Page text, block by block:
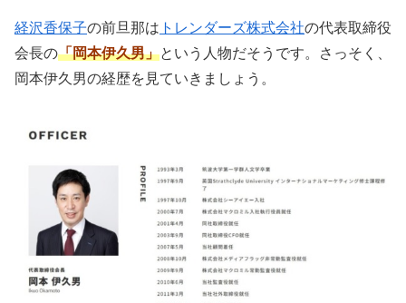
経沢香保子の前旦那は トレンダーズ株式会社の代表取締役
会長の「岡本伊久男」という人物だそうです。さっそく、
岡本伊久男の経歴を見ていきましょう。